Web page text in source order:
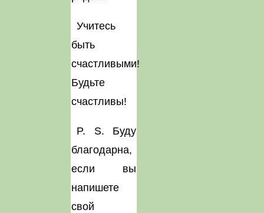
Учитесь
быть
счастливыми!
Будьте
счастливы!
P. S. Буду
благодарна,
если вы
напишете
свой